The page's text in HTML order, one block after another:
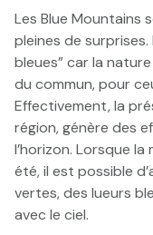
Les Blue Mountains
pleines de
bleues” car la
du commun, pour
Effectivement, la
région, génère des
l’horizon. Lorsque
été, il est possible
vertes, des lueurs
avec le ciel.